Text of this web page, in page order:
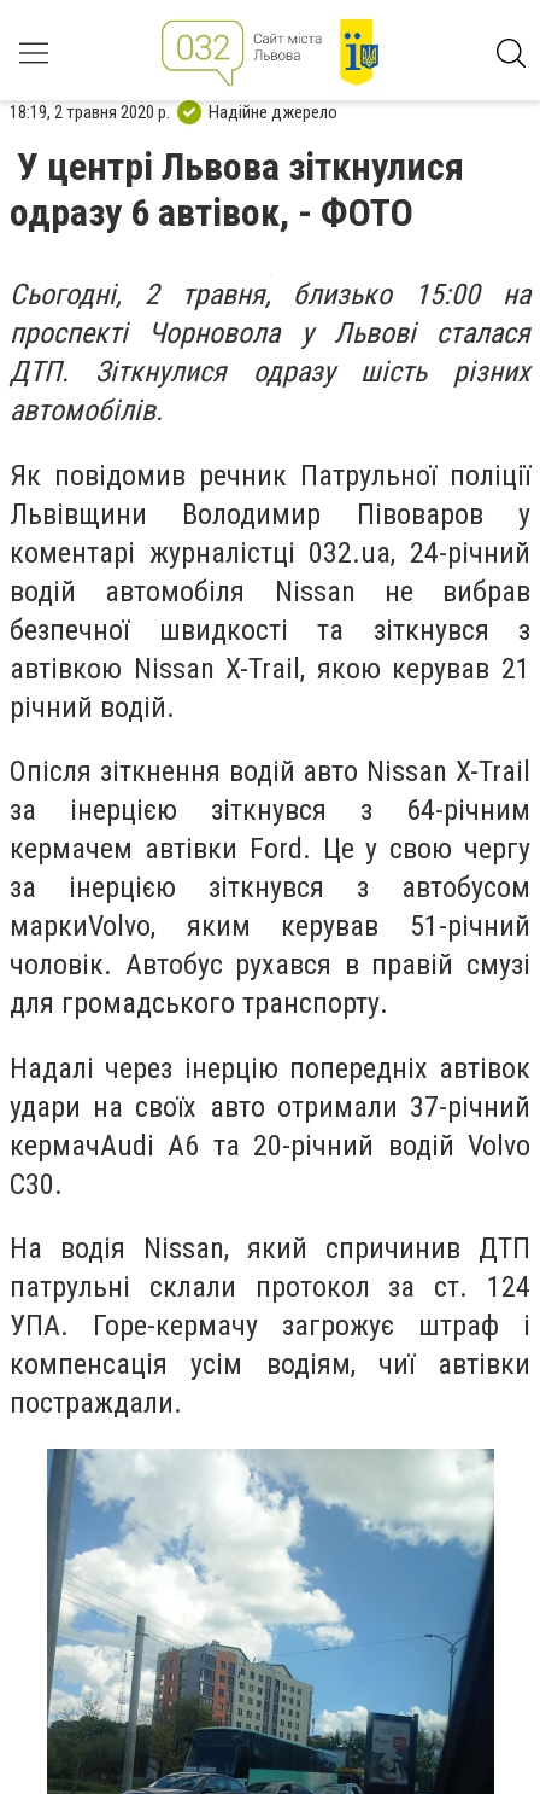
18:19, 2 травня 2020 р. Надійне джерело
У центрі Львова зіткнулися
одразу 6 автівок, - ФОТО
Сьогодні, 2 травня, близько 15:00 на
проспекті Чорновола у Львові сталася
ДТП. Зіткнулися одразу шість різних
автомобілів.
Як повідомив речник Патрульної поліції
Львівщини Володимир Півоваров у
коментарі журналістці 032.ua, 24-річний
водій автомобіля Nissan не вибрав
безпечної швидкості та зіткнувся з
автівкою Nissan X-Trail, якою керував 21
річний водій.
Опісля зіткнення водій авто Nissan X-Trail
за інерцією зіткнувся з 64-річним
кермачем автівки Ford. Це у свою чергу
за інерцією зіткнувся з автобусом
маркиVolvo, яким керував 51-річний
чоловік. Автобус рухався в правій смузі
для громадського транспорту.
Надалі через інерцію попередніх автівок
удари на своїх авто отримали 37-річний
кермачAudi A6 та 20-річний водій Volvo
C30.
На водія Nissan, який спричинив ДТП
патрульні склали протокол за ст. 124
УПА. Горе-кермачу загрожує штраф і
компенсація усім водіям, чиї автівки
постраждали.